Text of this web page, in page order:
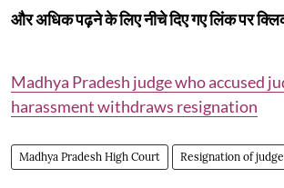
और अधिक पढ़ने के लिए नीचे दिए गए लिंक पर
Madhya Pradesh judge who accused
harassment withdraws resignation
Madhya Pradesh High Court Resignation of judge